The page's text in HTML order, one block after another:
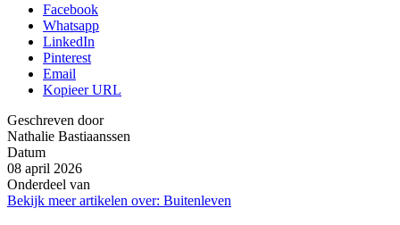
Facebook
Whatsapp
LinkedIn
Pinterest
Email
Kopieer URL
Geschreven door
Nathalie Bastiaanssen
Datum
08 april 2026
Onderdeel van
Bekijk meer artikelen over: Buitenleven